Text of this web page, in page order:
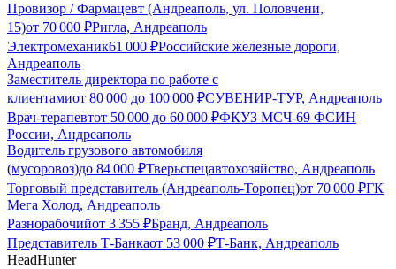
Провизор / Фармацевт (Андреаполь, ул. Половчени,
15)от 70 000 ₽Ригла, Андреаполь
Электромеханик61 000 ₽Российские железные дороги,
Андреаполь
Заместитель директора по работе с
клиентамиот 80 000 до 100 000 ₽СУВЕНИР-ТУР, Андреаполь
Врач-терапевтот 50 000 до 60 000 ₽ФКУЗ МСЧ-69 ФСИН
России, Андреаполь
Водитель грузового автомобиля
(мусоровоз)до 84 000 ₽Тверьспецавтохозяйство, Андреаполь
Торговый представитель (Андреаполь-Торопец)от 70 000 ₽ГК
Мега Холод, Андреаполь
Разнорабочийот 3 355 ₽Бранд, Андреаполь
Представитель Т-Банкаот 53 000 ₽Т-Банк, Андреаполь
HeadHunter